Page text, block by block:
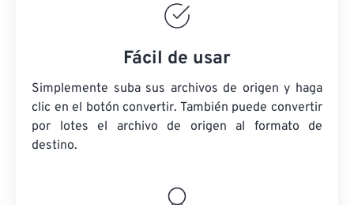
Fácil de usar
Simplemente suba sus archivos de origen y haga
clic en el botón convertir. También puede convertir
por lotes el archivo de origen al formato de
destino.